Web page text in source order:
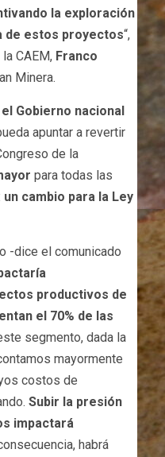
la exploración
de estos proyectos“,
CAEM, Franco
Minera.
Gobierno nacional
apuntar a revertir
de la
para todas las
un cambio para la Ley
-dice el comunicado
productivos de
el 70% de las
segmento, dada la
mayormente
costos de
Subir la presión
impactará
habrá